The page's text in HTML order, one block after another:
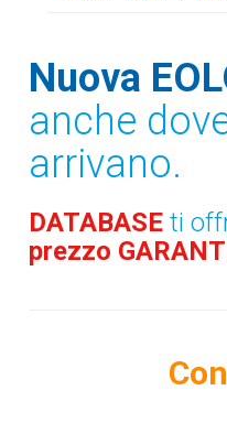
Nuova
anche
arrivano.
DATABASEti
prezzo